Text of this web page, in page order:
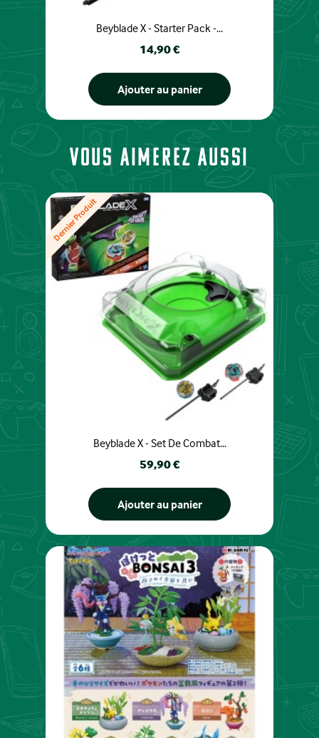
Beyblade X - Starter Pack -...
Prix
14,90 €
Ajouter au panier
Vous aimerez aussi
Beyblade X - Set De Combat...
Prix
59,90 €
Ajouter au panier
Dernier Produit